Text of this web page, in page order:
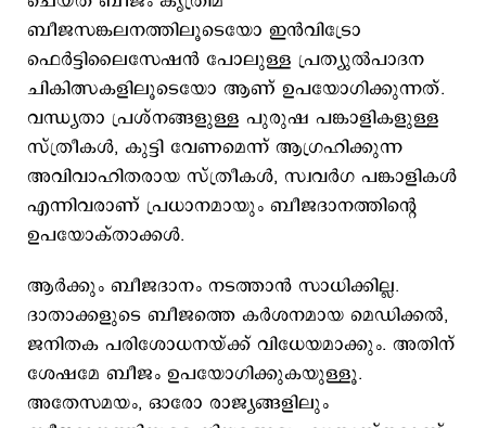
ബീജസങ്കലനത്തിലൂടെയോ ഇൻവിട്രോ
ഫെർട്ടിലൈസേഷൻ പോലുള്ള പ്രത്യുൽപാദന
ചികിത്സകളിലൂടെയോ ആണ് ഉപയോഗിക്കുന്നത്.
വന്ധ്യതാ പ്രശ്നങ്ങളുള്ള പുരുഷ പങ്കാളികളുള്ള
സ്ത്രീകള്‍, കുട്ടി വേണമെന്ന് ആഗ്രഹിക്കുന്ന
അവിവാഹിതരായ സ്ത്രീകള്‍, സ്വവർഗ പങ്കാളികള്‍
എന്നിവരാണ് പ്രധാനമായും ബീജദാനത്തിന്‍റെ
ഉപയോക്താക്കള്‍.
ആര്‍ക്കും ബീജദാനം നടത്താന്‍ സാധിക്കില്ല.
ദാതാക്കളുടെ ബീജത്തെ കർശനമായ മെഡിക്കൽ,
ജനിതക പരിശോധനയ്ക്ക് വിധേയമാക്കും. അതിന്
ശേഷമേ ബീജം ഉപയോഗിക്കുകയുള്ളൂ.
അതേസമയം, ഓരോ രാജ്യങ്ങളിലും